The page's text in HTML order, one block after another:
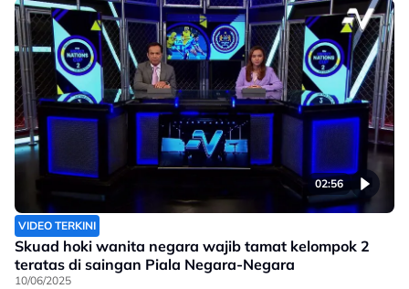
02:56
VIDEO TERKINI
Skuad hoki wanita negara wajib tamat kelompok 2
teratas di saingan Piala Negara-Negara
10/06/2025